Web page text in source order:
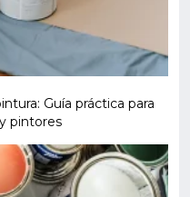
Guía práctica para
pintores